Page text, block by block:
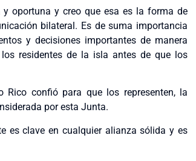
y oportuna y creo que esa es la forma de
bilateral. Es de suma importancia
y decisiones importantes de manera
residentes de la isla antes de que los
confió para que los representen, la
por esta Junta.
es clave en cualquier alianza sólida y es